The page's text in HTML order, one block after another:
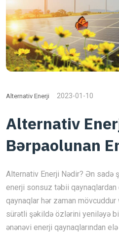
Alternativ Enerji 2023-01-10
Alternativ
Bərpaolunan
Alternativ Enerji Nədir? Ən sadə
enerji sonsuz təbii qaynaqlardan
qaynaqlar hər zaman
sürətli şəkildə özlərini yeniləyə
ənənəvi enerji qaynaqlarından